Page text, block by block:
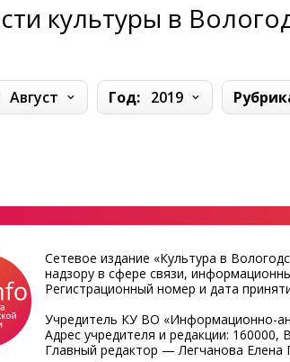
культуры в
Август Год: 2019
Сетевое издание «Культура в
надзору в сфере связи,
Регистрационный номер и дата
Учредитель КУ ВО «Информационно-
Адрес учредителя и редакции:
Главный редактор — Легчанова Елена